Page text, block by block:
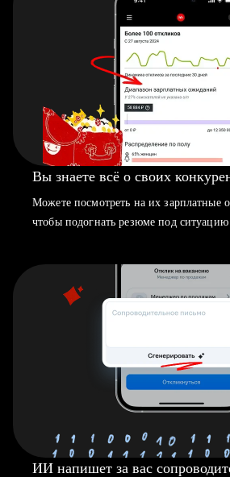
Вы знаете всё о своих
Можете посмотреть на их зарплатные
чтобы подогнать резюме под
ИИ напишет за вас